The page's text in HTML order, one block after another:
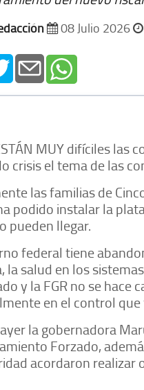
08 Julio 2026
MUY difíciles las
crisis el tema de las
las familias de
podido instalar la
pueden llegar.
federal tiene
la salud en los
y la FGR no se hace
en el control que
la gobernadora
Forzado,
acordaron realizar